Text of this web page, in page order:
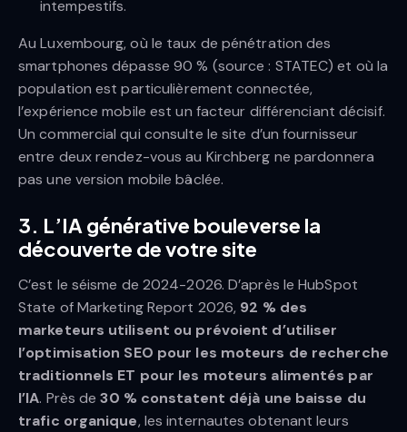
intempestifs.
Au Luxembourg, où le taux de pénétration des
smartphones dépasse 90 % (source : STATEC) et où la
population est particulièrement connectée,
l’expérience mobile est un facteur différenciant décisif.
Un commercial qui consulte le site d’un fournisseur
entre deux rendez-vous au Kirchberg ne pardonnera
pas une version mobile bâclée.
3. L’IA générative bouleverse la
découverte de votre site
C’est le séisme de 2024-2026. D’après le HubSpot
State of Marketing Report 2026, 92 % des
marketeurs utilisent ou prévoient d’utiliser
l’optimisation SEO pour les moteurs de recherche
traditionnels ET pour les moteurs alimentés par
l’IA. Près de30 % constatent déjà une baisse du
trafic organique, les internautes obtenant leurs